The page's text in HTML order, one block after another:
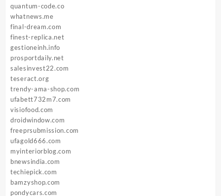
quantum-code.co
whatnews.me
final-dream.com
finest-replica.net
gestioneinh.info
prosportdaily.net
salesinvest22.com
teseract.org
trendy-ama-shop.com
ufabett732m7.com
visiofood.com
droidwindow.com
freeprsubmission.com
ufagold666.com
myinteriorblog.com
bnewsindia.com
techiepick.com
bamzyshop.com
pondycars.com